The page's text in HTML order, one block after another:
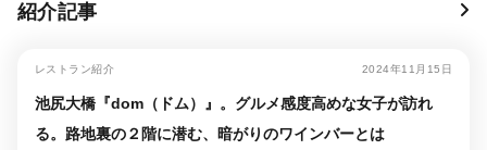
紹介記事
レストラン紹介 2024年11月15日
池尻大橋『dom（ドム）』。グルメ感度高めな女子が訪れ
る。路地裏の２階に潜む、暗がりのワインバーとは